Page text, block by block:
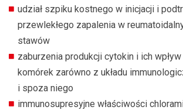
udział szpiku kostnego w inicjacji i
przewlekłego zapalenia w
stawów
zaburzenia produkcji cytokin i ich
komórek zarówno z układu
i spoza niego
immunosupresyjne właściwości